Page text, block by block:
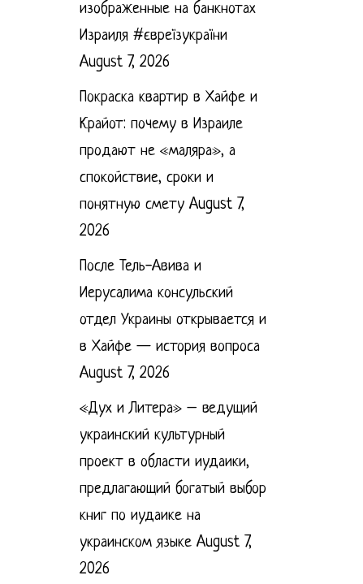
изображенные на банкнотах
Израиля #євреїзукраїни
August 7, 2026
Покраска квартир в Хайфе и
Крайот: почему в Израиле
продают не «маляра», а
спокойствие, сроки и
понятную смету August 7,
2026
После Тель-Авива и
Иерусалима консульский
отдел Украины открывается и
в Хайфе — история вопроса
August 7, 2026
«Дух и Литера» – ведущий
украинский культурный
проект в области иудаики,
предлагающий богатый выбор
книг по иудаике на
украинском языке August 7,
2026